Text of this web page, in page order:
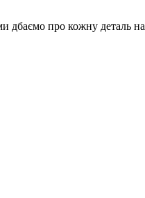
дбаємо про кожну деталь